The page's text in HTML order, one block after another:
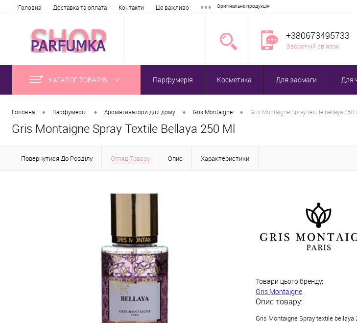
Головна Доставка та оплата Контакти Це важливо Оригінальна продукція
+380673495733
Зворотній зв'язок
КАТАЛОГ ТОВАРІВ Парфумерія Косметика Для засмаги Для
Головна • Парфумерія • Ароматизатори для дому • Gris Montaigne • Gris Montaigne Spray textile bellaya 250
Gris Montaigne Spray Textile Bellaya 250 Ml
Повернутися До Розділу Огляд Товару Опис Характеристики
Товари цього бренду:
Gris Montaigne
Опис товару:
Gris Montaigne Spray textile bellaya